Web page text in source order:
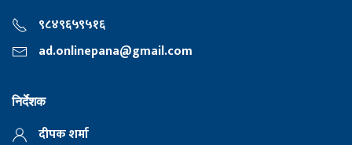
९८४९६५९५१६
ad.onlinepana@gmail.com
निर्देशक
दीपक शर्मा